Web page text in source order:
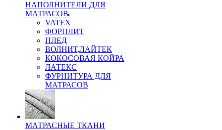
НАПОЛНИТЕЛИ ДЛЯ
МАТРАСОВ
VATEX
ФОРПЛИТ
ПЛЕД
ВОЛНИТ,ЛАЙТЕК
КОКОСОВАЯ КОЙРА
ЛАТЕКС
ФУРНИТУРА ДЛЯ
МАТРАСОВ
МАТРАСНЫЕ ТКАНИ